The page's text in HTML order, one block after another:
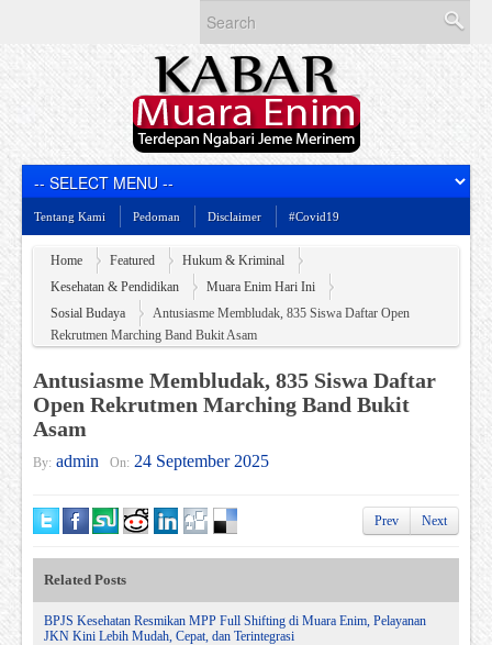
Tentang Kami Pedoman Disclaimer #Covid19
Home Featured
Hukum & Kriminal
Kesehatan & Pendidikan
Muara Enim Hari Ini
Sosial Budaya
Antusiasme Membludak, 835 Siswa Daftar Open
Rekrutmen Marching Band Bukit Asam
Antusiasme Membludak, 835 Siswa Daftar
Open Rekrutmen Marching Band Bukit
Asam
By: admin On: 24 September 2025
Prev Next
Related Posts
BPJS Kesehatan Resmikan MPP Full Shifting di Muara Enim, Pelayanan
JKN Kini Lebih Mudah, Cepat, dan Terintegrasi